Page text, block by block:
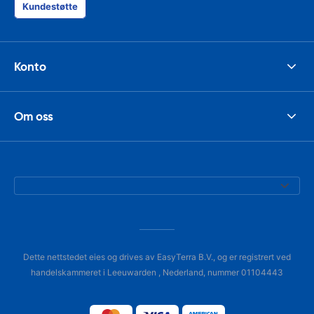
Kundestøtte
Konto
Om oss
Dette nettstedet eies og drives av EasyTerra B.V., og er registrert ved
handelskammeret i Leeuwarden , Nederland, nummer 01104443